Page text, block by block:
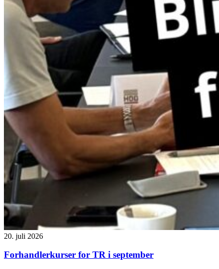
20. juli 2026
Forhandlerkurser for TR i september